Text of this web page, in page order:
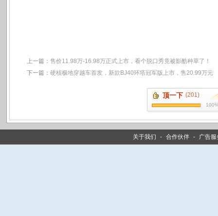
上一篇： 售价11.98万-16.98万正式上市，看个脱口秀竟被影酷种草了！
下一篇： 硬核极地穿越车首发，新款BJ40环塔冠军版上市，售20.99万元
顶一下 (201)
关于我们 - 合作伙伴 - 广告服